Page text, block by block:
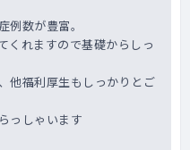
数が豊富。
くれますので基礎からしっ
他福利厚生もしっかりとご
っしゃいます